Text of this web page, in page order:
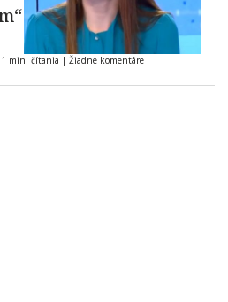
1 min. čítania | Žiadne komentáre